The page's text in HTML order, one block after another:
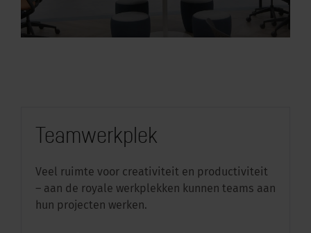
Teamwerkplek
Veel ruimte voor creativiteit en productiviteit
– aan de royale werkplekken kunnen teams aan
hun projecten werken.